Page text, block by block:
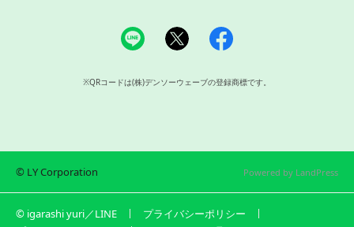
※QRコードは(株)デンソーウェーブの登録商標です。
© LY Corporation Powered by LandPress
© igarashi yuri／LINE
プライバシーポリシー